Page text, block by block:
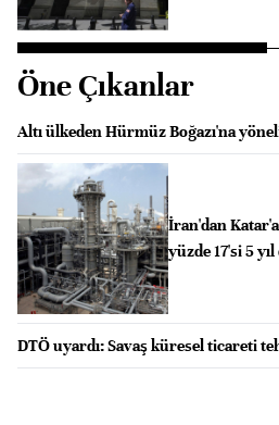
Öne Çıkanlar
Altı ülkeden Hürmüz Boğazı'na
İran'dan
yüzde 17'si 5 yıl
DTÖ uyardı: Savaş küresel ticareti